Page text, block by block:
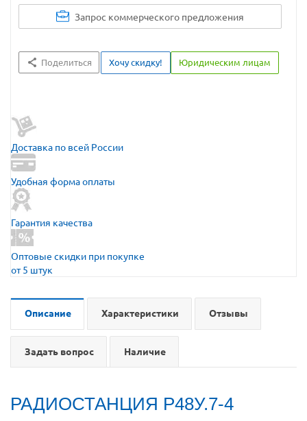
Запрос коммерческого предложения
Поделиться Хочу скидку! Юридическим лицам
Доставка по всей России
Удобная форма оплаты
Гарантия качества
Оптовые скидки при покупке
от 5 штук
Описание Характеристики Отзывы
Задать вопрос Наличие
РАДИОСТАНЦИЯ Р48У.7-4